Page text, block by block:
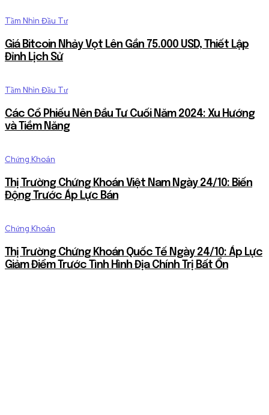
Tầm Nhìn Đầu Tư
Giá Bitcoin Nhảy Vọt Lên Gần 75.000 USD, Thiết Lập
Đỉnh Lịch Sử
Tầm Nhìn Đầu Tư
Các Cổ Phiếu Nên Đầu Tư Cuối Năm 2024: Xu Hướng
và Tiềm Năng
Chứng Khoán
Thị Trường Chứng Khoán Việt Nam Ngày 24/10: Biến
Động Trước Áp Lực Bán
Chứng Khoán
Thị Trường Chứng Khoán Quốc Tế Ngày 24/10: Áp Lực
Giảm Điểm Trước Tình Hình Địa Chính Trị Bất Ổn